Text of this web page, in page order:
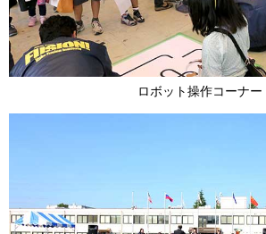
ロボット操作コーナー